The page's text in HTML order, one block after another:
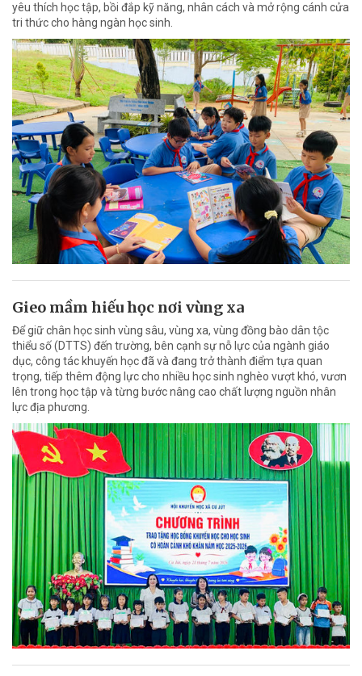
yêu thích học tập, bồi đắp kỹ năng, nhân cách và mở rộng cánh cửa
tri thức cho hàng ngàn học sinh.
Gieo mầm hiếu học nơi vùng xa
Để giữ chân học sinh vùng sâu, vùng xa, vùng đồng bào dân tộc
thiểu số (DTTS) đến trường, bên cạnh sự nỗ lực của ngành giáo
dục, công tác khuyến học đã và đang trở thành điểm tựa quan
trọng, tiếp thêm động lực cho nhiều học sinh nghèo vượt khó, vươn
lên trong học tập và từng bước nâng cao chất lượng nguồn nhân
lực địa phương.